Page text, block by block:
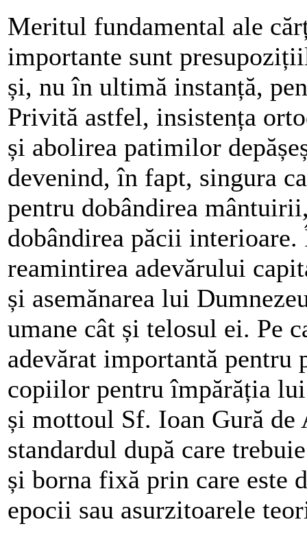
Meritul fundamental ale
importante sunt
și, nu în ultimă instanță,
Privită astfel, insistența
și abolirea patimilor
devenind, în fapt, singura
pentru dobândirea
dobândirea păcii
reamintirea adevărului
și asemănarea lui
umane cât și telosul ei. Pe
adevărat importantă pentru
copiilor pentru împărăția
și mottoul Sf. Ioan Gură de
standardul după care
și borna fixă prin care este
epocii sau asurzitoarele